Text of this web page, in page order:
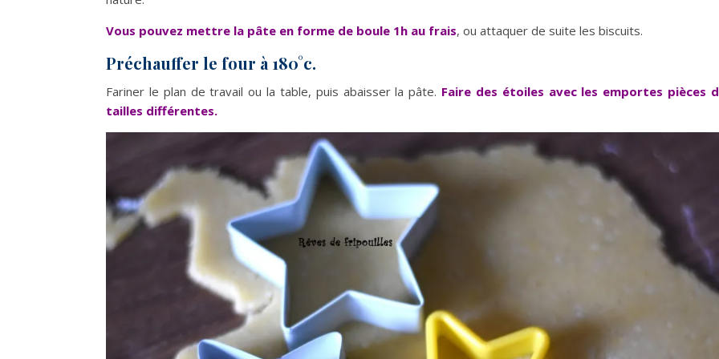
Vous pouvez mettre la pâte en forme de boule 1h au frais, ou attaquer de suite les biscuits.
Préchauffer le four à 180°c.
Fariner le plan de travail ou la table, puis abaisser la pâte. Faire des étoiles avec les emportes pièces
tailles différentes.